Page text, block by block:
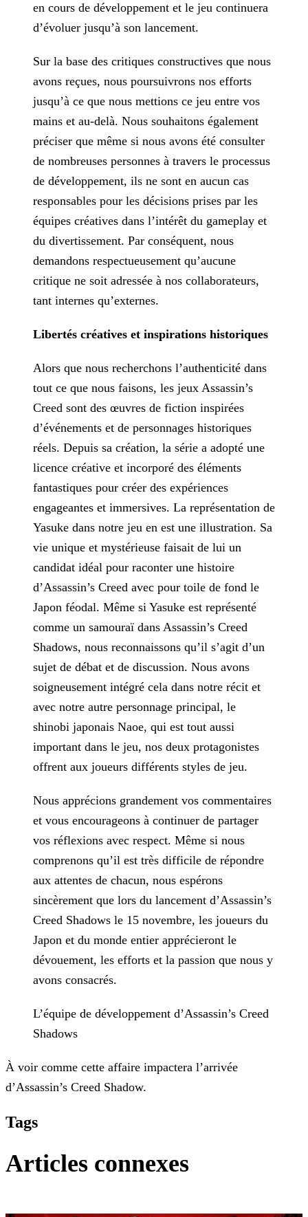
en cours de développement et le jeu continuera
d’évoluer jusqu’à son lancement.
Sur la base des critiques constructives que nous
avons reçues, nous poursuivrons nos efforts
jusqu’à ce que nous mettions ce jeu entre vos
mains et au-delà. Nous souhaitons également
préciser que même si nous avons été consulter
de nombreuses personnes à travers le processus
de développement, ils ne sont en aucun cas
responsables pour les décisions prises par les
équipes créatives dans l’intérêt du gameplay et
du divertissement. Par conséquent, nous
demandons respectueusement qu’aucune
critique ne soit adressée à nos collaborateurs,
tant internes qu’externes.
Libertés créatives et inspirations historiques
Alors que nous recherchons l’authenticité dans
tout ce que nous faisons, les jeux Assassin’s
Creed sont des œuvres de fiction inspirées
d’événements et de personnages historiques
réels. Depuis sa création, la série a adopté une
licence créative et incorporé des éléments
fantastiques pour créer des expériences
engageantes et immersives. La représentation de
Yasuke dans notre jeu en est une illustration. Sa
vie unique et mystérieuse faisait de lui un
candidat idéal pour raconter une histoire
d’Assassin’s Creed avec pour toile de fond le
Japon féodal. Même si Yasuke est représenté
comme un samouraï dans Assassin’s Creed
Shadows, nous reconnaissons qu’il s’agit d’un
sujet de débat et de discussion. Nous avons
soigneusement intégré cela dans notre récit et
avec notre autre personnage principal, le
shinobi japonais Naoe, qui est tout aussi
important dans le jeu, nos deux protagonistes
offrent aux joueurs différents styles de jeu.
Nous apprécions grandement vos commentaires
et vous encourageons à continuer de partager
vos réflexions avec respect. Même si nous
comprenons qu’il est très difficile de répondre
aux attentes de chacun, nous espérons
sincèrement que lors du lancement d’Assassin’s
Creed Shadows le 15 novembre, les joueurs du
Japon et du monde entier apprécieront le
dévouement, les efforts et la passion que nous y
avons consacrés.
L’équipe de développement d’Assassin’s Creed
Shadows
À voir comme cette affaire impactera l’arrivée
d’Assassin’s Creed Shadow.
Tags
Articles connexes